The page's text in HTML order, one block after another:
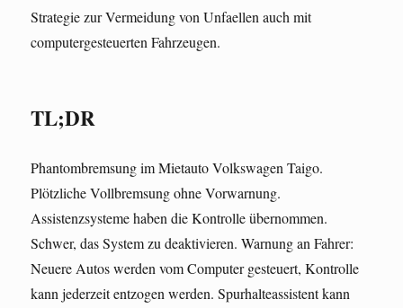
Strategie zur Vermeidung von Unfaellen auch mit
computergesteuerten Fahrzeugen.
TL;DR
Phantombremsung im Mietauto Volkswagen Taigo.
Plötzliche Vollbremsung ohne Vorwarnung.
Assistenzsysteme haben die Kontrolle übernommen.
Schwer, das System zu deaktivieren. Warnung an Fahrer:
Neuere Autos werden vom Computer gesteuert, Kontrolle
kann jederzeit entzogen werden. Spurhalteassistent kann